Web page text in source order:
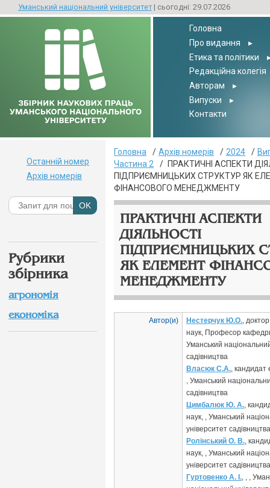
Уманський національний університет| сьогодні: 29.07.2026
Головна
Про видання
▸
Етика та політики
Редакційна колегія
Авторам
▸
Випуски
▸
Контакти
Головна Архів номерів 2024
Частина 2
ПРАКТИЧНІ АСПЕКТИ
ПІДПРИЄМНИЦЬКИХ СТРУКТУР ЯК
ФІНАНСОВОГО МЕНЕДЖМЕНТУ
ПРАКТИЧНІ АСПЕКТИ
ДІЯЛЬНОСТІ
ПІДПРИЄМНИЦЬКИХ
ЯК ЕЛЕМЕНТ
МЕНЕДЖМЕНТУ
Автор(и) Нестерчук Ю.О.,
наук, Професор
Уманський
садівництва
Власюк С.А., кандидат
, Уманський
садівництва
Цимбалюк Ю. А.,
наук, , Уманський
університет садівництва
Ролінський О. В.,
наук, , Уманський
університет садівництва
Гуртовенко А. І., , ,
Останній номер
Архів номерів
Рубрики
збірника
агрономія
економіка